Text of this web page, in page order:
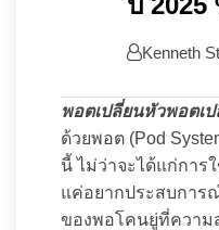
Kenneth
พอตเปลี่ยนหัวพอตเ
ด้วยพอต (Pod
นี้ ไม่ว่าจะได้แก่การ
แค่อยากประสบการ
ของพอโคนยู่ที่ความ